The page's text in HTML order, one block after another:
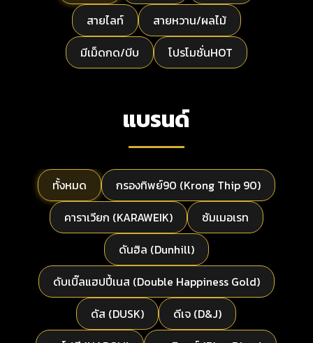
สายไลท์
สายหวาน/ผลไม้
มีเม็ดกด/บีบ
โปรโมชั่นHOT
แบรนด์
ทั้งหมด
กรองทิพย์90 (Krong Thip 90)
คาราเวียก (KARAWEIK)
ซัมเมอเรท
ดันฮิล (Dunhill)
ดับเบิ๊ลแฮปปี้เนส (Double Happiness Gold)
ดัส (DUSK)
ดีเจ (D&J)